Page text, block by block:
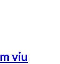
viu